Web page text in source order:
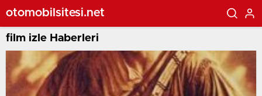
otomobilsitesi.net
film izle Haberleri